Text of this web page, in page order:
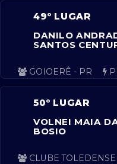
49º LUGAR
DANILO
SANTOS
GOIOERÊ - PR
50º LUGAR
VOLNEI MAIA
BOSIO
CLUBE